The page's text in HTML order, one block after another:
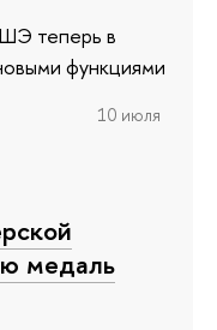
теперь в
функциями
10 июля
медаль